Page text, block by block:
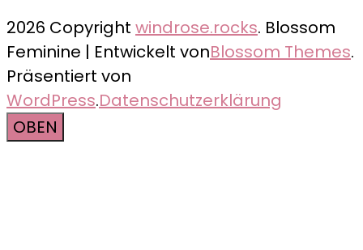
2026 Copyright windrose.rocks. Blossom
Feminine | Entwickelt vonBlossom Themes.
Präsentiert von
WordPress.Datenschutzerklärung
OBEN